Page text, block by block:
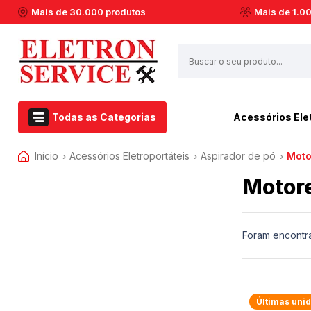
Mais de 30.000 produtos Mais de
Todas as Categorias
Acessórios Eletroportáteis
Acessórios
Airfryer Philips Walita
Batedeiras
Cafeteiras
Liquidificador
Esmerilhadeira
Marteletes
Martelos
Soprador Térmico
Politrizes
Início › Acessórios Eletroportáteis › Aspirador de pó ›
Foram
Últimas